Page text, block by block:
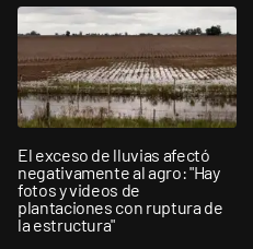
El exceso de lluvias afectó
negativamente al agro: "Hay
fotos y videos de
plantaciones con ruptura de
la estructura"